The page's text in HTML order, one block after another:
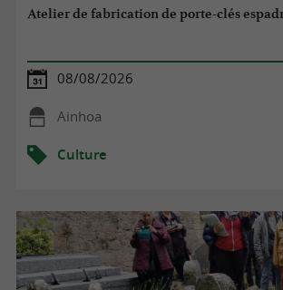
Atelier de fabrication de porte-clés
08/08/2026
Ainhoa
Culture